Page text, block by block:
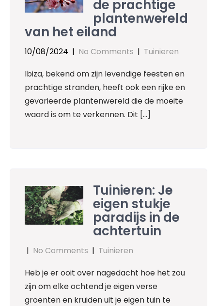
de prachtige
plantenwereld
van het eiland
10/08/2024 | No Comments | Tuinieren
Ibiza, bekend om zijn levendige feesten en
prachtige stranden, heeft ook een rijke en
gevarieerde plantenwereld die de moeite
waard is om te verkennen. Dit […]
Tuinieren: Je
eigen stukje
paradijs in de
achtertuin
| No Comments | Tuinieren
Heb je er ooit over nagedacht hoe het zou
zijn om elke ochtend je eigen verse
groenten en kruiden uit je eigen tuin te